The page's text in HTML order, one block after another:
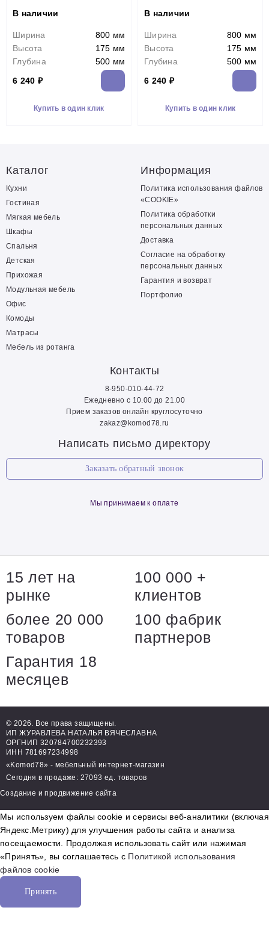
В наличии
Ширина
800 мм
Высота
175 мм
Глубина
500 мм
6 240 ₽
Купить в один клик
В наличии
Ширина
800 мм
Высота
175 мм
Глубина
500 мм
6 240 ₽
Купить в один клик
Каталог
Кухни
Гостиная
Мягкая мебель
Шкафы
Спальня
Детская
Прихожая
Модульная мебель
Офис
Комоды
Матрасы
Мебель из ротанга
Информация
Политика использования файлов
«COOKIE»
Политика обработки
персональных данных
Доставка
Согласие на обработку
персональных данных
Гарантия и возврат
Портфолио
Контакты
8-950-010-44-72
Ежедневно с 10.00 до 21.00
Прием заказов онлайн круглосуточно
zakaz@komod78.ru
Написать письмо директору
Заказать обратный звонок
Мы принимаем к оплате
15 лет на
рынке
100 000 +
клиентов
более 20 000
товаров
100 фабрик
партнеров
Гарантия 18
месяцев
© 2026. Все права защищены.
ИП ЖУРАВЛЕВА НАТАЛЬЯ ВЯЧЕСЛАВНА
ОРГНИП 320784700232393
ИНН 781697234998
«Komod78» - мебельный интернет-магазин
Сегодня в продаже: 27093 ед. товаров
Создание и продвижение сайта
Мы используем файлы cookie и сервисы веб-аналитики (включая
Яндекс.Метрику) для улучшения работы сайта и анализа
посещаемости. Продолжая использовать сайт или нажимая
«Принять», вы соглашаетесь с Политикой использования
файлов cookie
Принять